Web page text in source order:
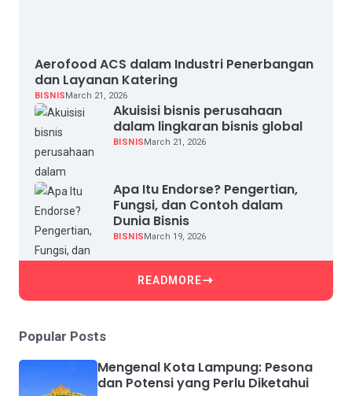
Aerofood ACS dalam Industri Penerbangan
dan Layanan Katering
BISNIS March 21, 2026
Akuisisi bisnis perusahaan
dalam lingkaran bisnis global
BISNIS March 21, 2026
Apa Itu Endorse? Pengertian,
Fungsi, dan Contoh dalam
Dunia Bisnis
BISNIS March 19, 2026
READMORE
Popular Posts
Mengenal Kota Lampung: Pesona
dan Potensi yang Perlu Diketahui